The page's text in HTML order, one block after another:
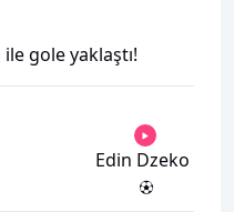
gole yaklaştı!
Edin Dzeko